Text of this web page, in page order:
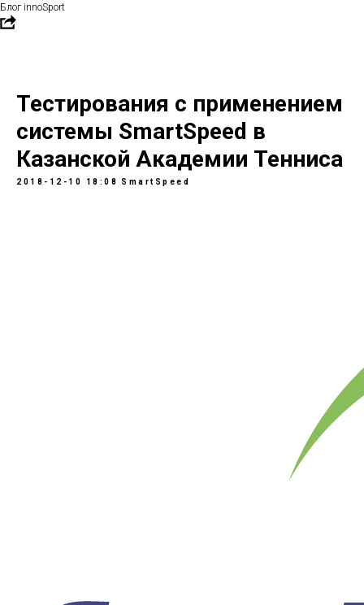
Блог innoSport
Тестирования с применением
системы SmartSpeed в
Казанской Академии Тенниса
2018-12-10 18:08 SmartSpeed